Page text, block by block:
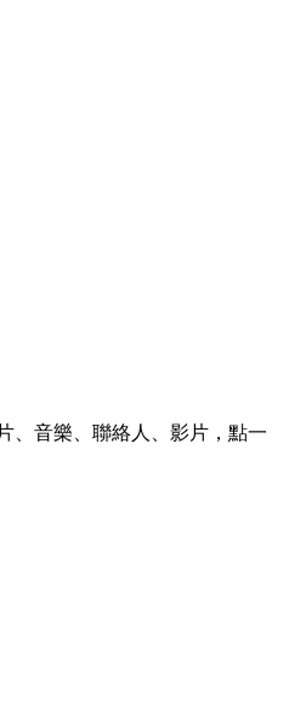
、音樂、聯絡人、影片，點一